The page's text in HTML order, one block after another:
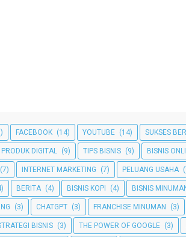
FACEBOOK (14) YOUTUBE (14) SUKSES
PRODUK DIGITAL (9) TIPS BISNIS (9) BISNIS
(7) INTERNET MARKETING (7) PELUANG USAHA
BERITA (4) BISNIS KOPI (4) BISNIS
(3) CHATGPT (3) FRANCHISE MINUMAN (3)
BISNIS (3) THE POWER OF GOOGLE (3)